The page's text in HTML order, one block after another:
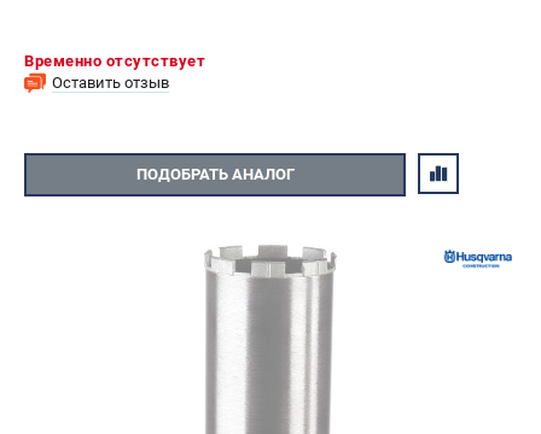
Временно отсутствует
Оставить отзыв
ПОДОБРАТЬ АНАЛОГ